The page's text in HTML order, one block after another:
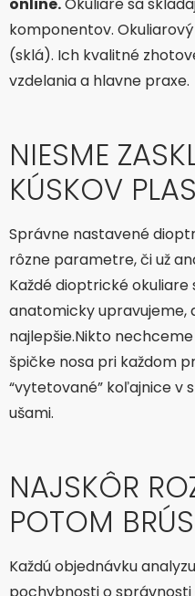
komponentov.
(sklá). Ich kvalitné
vzdelania a hlavne praxe.
NIESME
KÚSKOV
Správne nastavené
rôzne parametre, či už
Každé dioptrické
anatomicky upravujeme,
najlepšie.Nikto
špičke nosa pri každom
“vytetované” koľajnice v
ušami.
NAJSKÔR
POTOM
Každú objednávku
pochybnosti o